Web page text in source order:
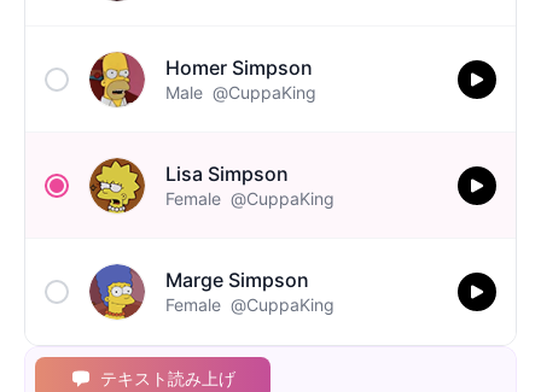
Homer Simpson
Male @CuppaKing
Lisa Simpson
Female @CuppaKing
Marge Simpson
Female @CuppaKing
テキスト読み上げ